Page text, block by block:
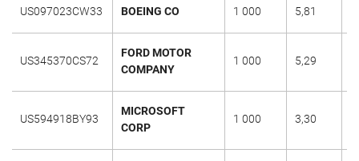
US097023CW33 BOEING CO 1 000 5,81
US345370CS72
FORD MOTOR
COMPANY
1 000 5,29
US594918BY93
MICROSOFT
CORP
1 000 3,30